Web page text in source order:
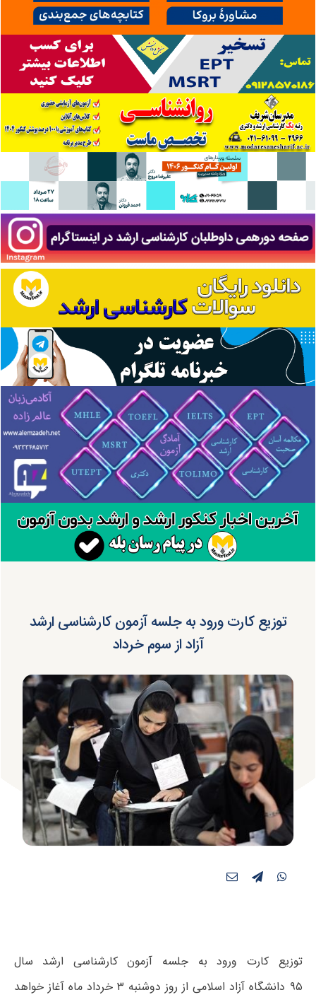
توزیع کارت ورود به جلسه آزمون کارشناسی ارشد
آزاد از سوم خرداد
توزیع کارت ورود به جلسه آزمون کارشناسی ارشد سال
۹۵ دانشگاه آزاد اسلامی از روز دوشنبه ۳ خرداد ماه آغاز خواهد